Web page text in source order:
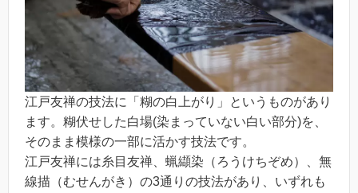
江戸友禅の技法に「糊の白上がり」というものがあり
ます。糊伏せした白場(染まっていない白い部分)を、
そのまま模様の一部に活かす技法です。
江戸友禅には糸目友禅、蝋纈染（ろうけちぞめ）、無
線描（むせんがき）の3通りの技法があり、いずれも